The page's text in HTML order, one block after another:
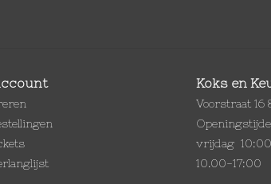
Koks en
Voorstraat 16
vrijdag
10.00-17:00